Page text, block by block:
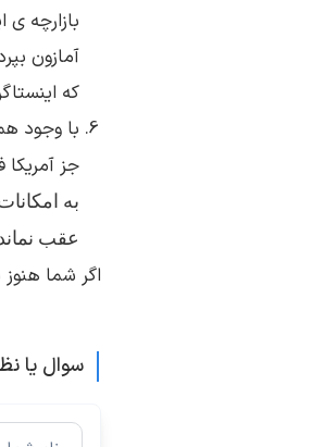
بازارچه ی
آمازون
که
جز
عقب
اگر شما
سوال یا